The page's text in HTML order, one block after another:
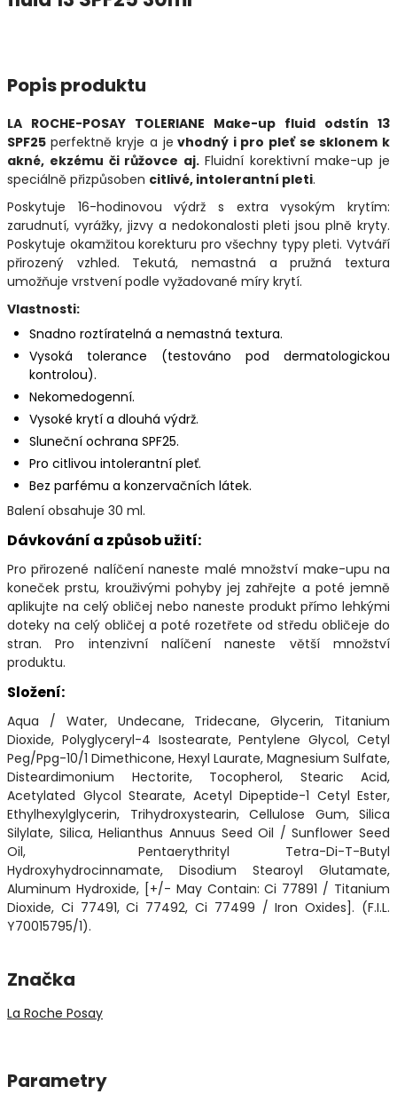
Popis produktu
LA ROCHE-POSAY TOLERIANE Make-up fluid odstín 13
SPF25 perfektně kryje a je vhodný i pro pleť se sklonem k
akné, ekzému či růžovce aj. Fluidní korektivní make-up je
speciálně přizpůsoben citlivé, intolerantní pleti.
Poskytuje 16-hodinovou výdrž s extra vysokým krytím:
zarudnutí, vyrážky, jizvy a nedokonalosti pleti jsou plně kryty.
Poskytuje okamžitou korekturu pro všechny typy pleti. Vytváří
přirozený vzhled. Tekutá, nemastná a pružná textura
umožňuje vrstvení podle vyžadované míry krytí.
Vlastnosti:
Snadno roztíratelná a nemastná textura.
Vysoká tolerance (testováno pod dermatologickou
kontrolou).
Nekomedogenní.
Vysoké krytí a dlouhá výdrž.
Sluneční ochrana SPF25.
Pro citlivou intolerantní pleť.
Bez parfému a konzervačních látek.
Balení obsahuje 30 ml.
Dávkování a způsob užití:
Pro přirozené nalíčení naneste malé množství make-upu na
koneček prstu, krouživými pohyby jej zahřejte a poté jemně
aplikujte na celý obličej nebo naneste produkt přímo lehkými
doteky na celý obličej a poté rozetřete od středu obličeje do
stran. Pro intenzivní nalíčení naneste větší množství
produktu.
Složení:
Aqua / Water, Undecane, Tridecane, Glycerin, Titanium
Dioxide, Polyglyceryl-4 Isostearate, Pentylene Glycol, Cetyl
Peg/Ppg-10/1 Dimethicone, Hexyl Laurate, Magnesium Sulfate,
Disteardimonium Hectorite, Tocopherol, Stearic Acid,
Acetylated Glycol Stearate, Acetyl Dipeptide-1 Cetyl Ester,
Ethylhexylglycerin, Trihydroxystearin, Cellulose Gum, Silica
Silylate, Silica, Helianthus Annuus Seed Oil / Sunflower Seed
Oil, Pentaerythrityl Tetra-Di-T-Butyl
Hydroxyhydrocinnamate, Disodium Stearoyl Glutamate,
Aluminum Hydroxide, [+/- May Contain: Ci 77891 / Titanium
Dioxide, Ci 77491, Ci 77492, Ci 77499 / Iron Oxides]. (F.I.L.
Y70015795/1).
Značka
La Roche Posay
Parametry